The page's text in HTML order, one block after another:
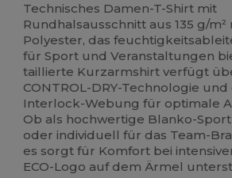
Technisches Damen-T-Shirt mit
Rundhalsausschnitt aus 135 g/
Polyester, das
für Sport und Veranstaltungen
taillierte Kurzarmshirt verfügt
CONTROL-DRY-Technologie
Interlock-Webung für optimale
Ob als hochwertige Blanko-
oder individuell für das Team-
es sorgt für Komfort bei
ECO-Logo auf dem Ärmel